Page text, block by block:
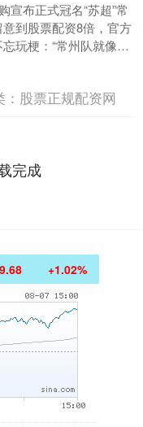
宣布正式冠名“苏超”常
到股票配资8倍，官方
玩梗：“常州队就像是
闪购每天都送大额优
股票正规配资网
完成
+1.02%